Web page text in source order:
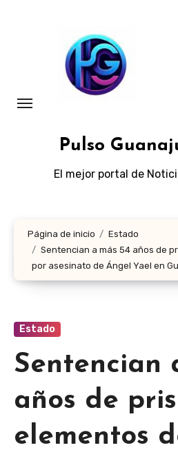
Pulso
El mejor portal de
Página de inicio
Estado
Sentencian a más 54 años de
por asesinato de Ángel Yael en
Estado
Sentencian
años de
elementos